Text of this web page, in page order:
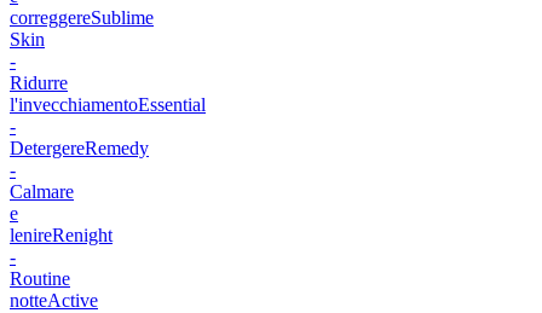
correggereSublime
Skin
-
Ridurre
l'invecchiamentoEssential
-
DetergereRemedy
-
Calmare
e
lenireRenight
-
Routine
notteActive